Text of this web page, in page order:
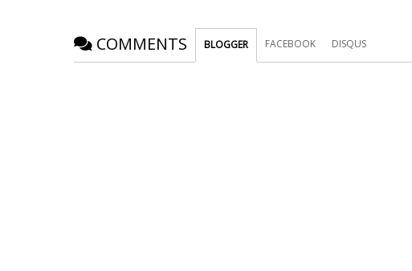
COMMENTS BLOGGER FACEBOOK DISQUS